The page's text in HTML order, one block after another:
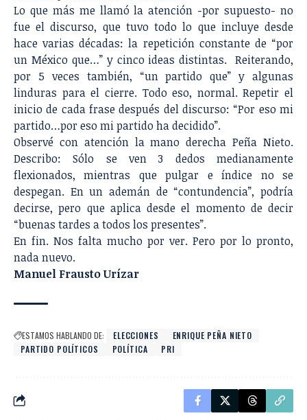
Lo que más me llamó la atención -por supuesto- no
fue el discurso, que tuvo todo lo que incluye desde
hace varias décadas: la repetición constante de “por
un México que…” y cinco ideas distintas. Reiterando,
por 5 veces también, “un partido que” y algunas
linduras para el cierre. Todo eso, normal. Repetir el
inicio de cada frase después del discurso: “Por eso mi
partido…por eso mi partido ha decidido”.
Observé con atención la mano derecha Peña Nieto.
Describo: Sólo se ven 3 dedos medianamente
flexionados, mientras que pulgar e índice no se
despegan. En un ademán de “contundencia”, podría
decirse, pero que aplica desde el momento de decir
“buenas tardes a todos los presentes”.
En fin. Nos falta mucho por ver. Pero por lo pronto,
nada nuevo.
Manuel Frausto Urízar
ESTAMOS HABLANDO DE: ELECCIONES
ENRIQUE PEÑA NIETO
PARTIDO POLÍTICOS
POLÍTICA PRI